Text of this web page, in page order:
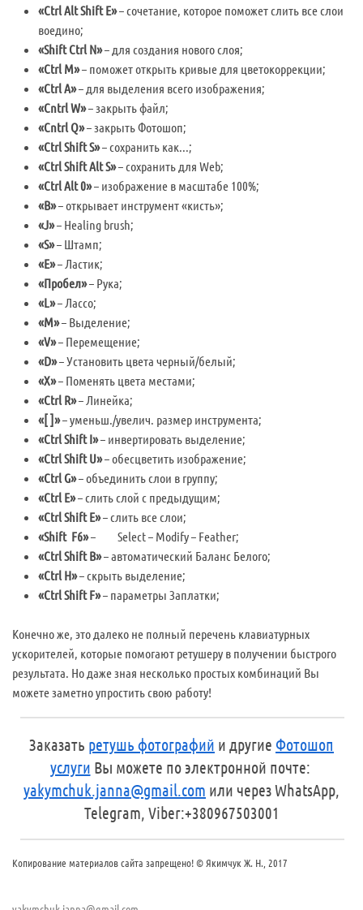
«Ctrl Alt Shift E»– сочетание, которое поможет слить все слои
воедино;
«Shift Ctrl N»– для создания нового слоя;
«Ctrl M»– поможет открыть кривые для цветокоррекции;
«Ctrl А»– для выделения всего изображения;
«Cntrl W»– закрыть файл;
«Cntrl Q»– закрыть Фотошоп;
«Ctrl Shift S»– сохранить как...;
«Ctrl Shift Alt S»– сохранить для Web;
«Ctrl Alt 0»– изображение в масштабе 100%;
«B»– открывает инструмент «кисть»;
«J»– Healing brush;
«S»– Штамп;
«E»– Ластик;
«Пробел»– Рука;
«L»– Лассо;
«M»– Выделение;
«V»– Перемещение;
«D»– Установить цвета черный/белый;
«X»– Поменять цвета местами;
«Ctrl R»– Линейка;
«[ ]»– уменьш./увелич. размер инструмента;
«Ctrl Shift I»– инвертировать выделение;
«Ctrl Shift U»– обесцветить изображение;
«Ctrl G»– объединить слои в группу;
«Ctrl E»– слить слой с предыдущим;
«Ctrl Shift E»­– слить все слои;
«Shift F6»– Select – Modify – Feather;
«Ctrl Shift B»– автоматический Баланс Белого;
«Ctrl Н»– скрыть выделение;
«Ctrl Shift F»– параметры Заплатки;
Конечно же, это далеко не полный перечень клавиатурных
ускорителей, которые помогают ретушеру в получении быстрого
результата. Но даже зная несколько простых комбинаций Вы
можете заметно упростить свою работу!
Заказать ретушь фотографий и другие Фотошоп
услуги Вы можете по электронной почте:
yakymchuk.janna@gmail.com или через WhatsApp,
Telegram, Viber:+380967503001
Копирование материалов сайта запрещено! © Якимчук Ж. Н., 2017